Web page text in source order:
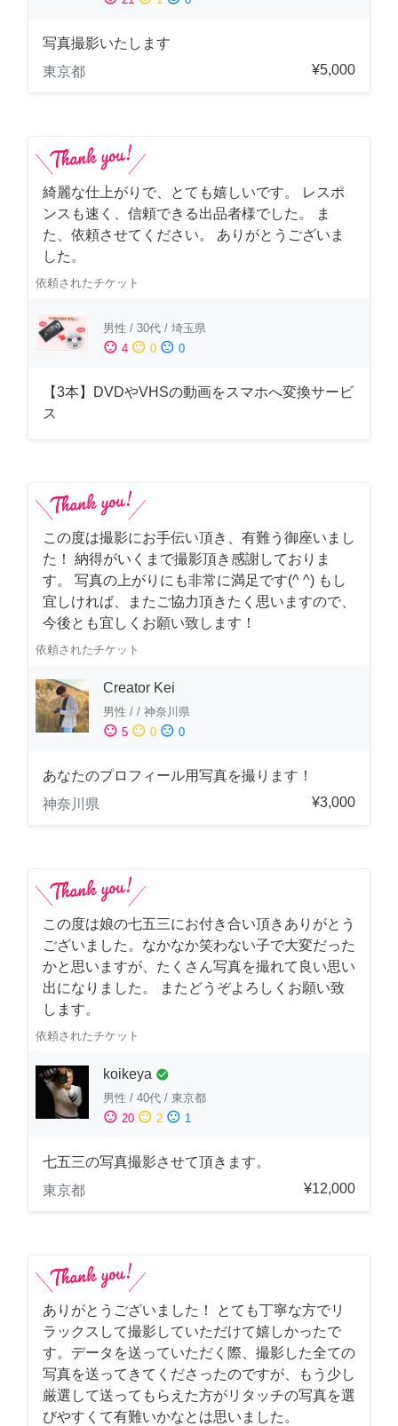
写真撮影いたします
東京都
¥5,000
綺麗な仕上がりで、とても嬉しいです。 レスポ
ンスも速く、信頼できる出品者様でした。 ま
た、依頼させてください。 ありがとうございま
した。
依頼されたチケット
男性 / 30代 / 埼玉県
sentiment_satisfied 4 sentiment_neutral 0 sentiment_dissatisfied 0
【3本】DVDやVHSの動画をスマホへ変換サービ
ス
この度は撮影にお手伝い頂き、有難う御座いまし
た！ 納得がいくまで撮影頂き感謝しておりま
す。 写真の上がりにも非常に満足です(^ ^) もし
宜しければ、またご協力頂きたく思いますので、
今後とも宜しくお願い致します！
依頼されたチケット
Creator Kei
男性 / / 神奈川県
sentiment_satisfied 5 sentiment_neutral 0 sentiment_dissatisfied 0
あなたのプロフィール用写真を撮ります！
神奈川県
¥3,000
この度は娘の七五三にお付き合い頂きありがとう
ございました。なかなか笑わない子で大変だった
かと思いますが、たくさん写真を撮れて良い思い
出になりました。 またどうぞよろしくお願い致
します。
依頼されたチケット
koikeya check_circle
男性 / 40代 / 東京都
sentiment_satisfied 20 sentiment_neutral 2 sentiment_dissatisfied 1
七五三の写真撮影させて頂きます。
東京都
¥12,000
ありがとうございました！ とても丁寧な方でリ
ラックスして撮影していただけて嬉しかったで
す。データを送っていただく際、撮影した全ての
写真を送ってきてくださったのですが、もう少し
厳選して送ってもらえた方がリタッチの写真を選
びやすくて有難いかなとは思いました。